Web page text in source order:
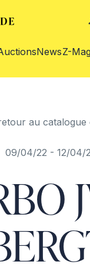
NewsZ-
au catalogue
09/04/22 -12/04/